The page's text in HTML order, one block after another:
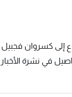
إلى كسروان فجبيل
في نشرة الأخبار